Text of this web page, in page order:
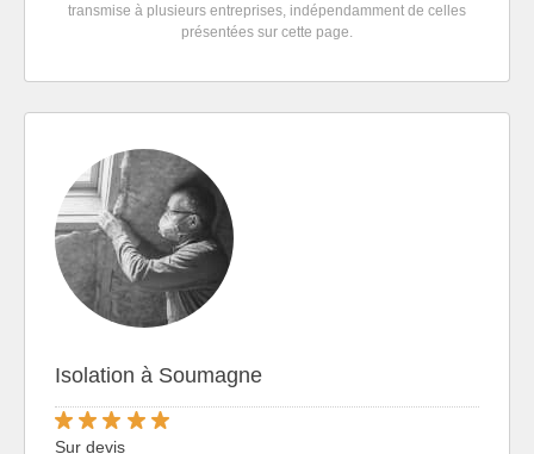
transmise à plusieurs entreprises, indépendamment de celles
présentées sur cette page.
Isolation à Soumagne
Sur devis